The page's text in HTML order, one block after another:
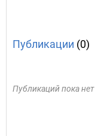
Публикации (0)
Публикаций пока нет